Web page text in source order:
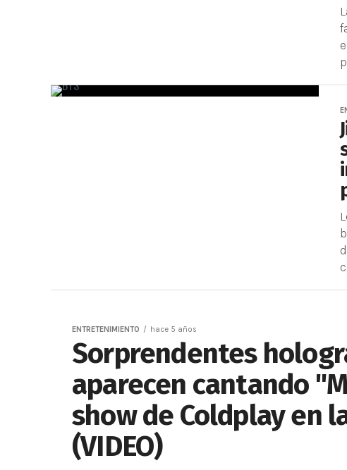
ENTRETENIMIENTO hace 5 años
Sorprendentes
aparecen cantando
show de Coldplay en
(VIDEO)